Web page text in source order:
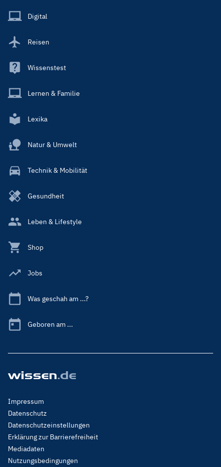
Main
Digital
Reisen
Wissenstest
Lernen & Familie
Lexika
Natur & Umwelt
Technik & Mobilität
Gesundheit
Leben & Lifestyle
Shop
Jobs
Was geschah am ...?
Geboren am ...
Footer
Menu
Legal
Impressum
Datenschutz
Datenschutzeinstellungen
Erklärung zur Barrierefreiheit
Mediadaten
Nutzungsbedingungen